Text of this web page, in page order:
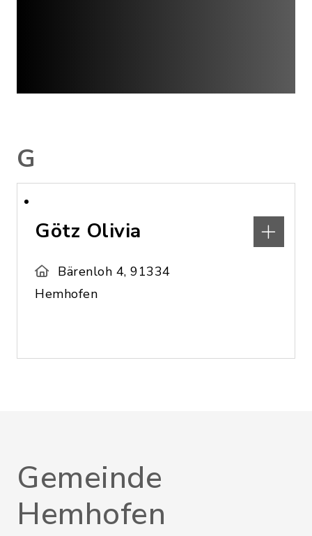
G
Götz Olivia
Bärenloh 4, 91334
Hemhofen
Gemeinde
Hemhofen